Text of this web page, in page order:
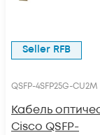
Seller RFB
QSFP-4SFP25G-CU2M
Кабель
Cisco QSFP-